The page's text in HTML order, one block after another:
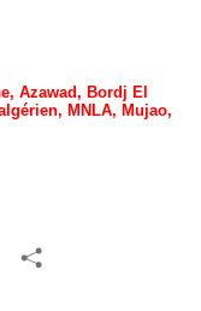
, Azawad, Bordj El
, MNLA, Mujao,